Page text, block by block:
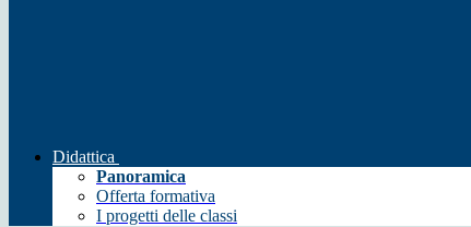
Didattica
Panoramica
Offerta formativa
I progetti delle classi